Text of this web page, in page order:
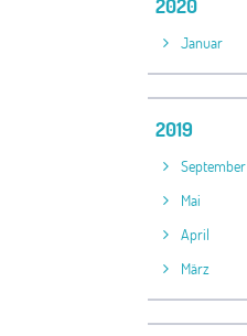
2020
Januar
2019
September
Mai
April
März